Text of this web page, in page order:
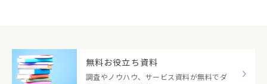
無料お役立ち資料
調査やノウハウ、サービス資料が無料でダ